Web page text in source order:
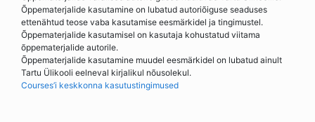
Õppematerjalide kasutamine on lubatud autoriõiguse seaduses
ettenähtud teose vaba kasutamise eesmärkidel ja tingimustel.
Õppematerjalide kasutamisel on kasutaja kohustatud viitama
õppematerjalide autorile.
Õppematerjalide kasutamine muudel eesmärkidel on lubatud ainult
Tartu Ülikooli eelneval kirjalikul nõusolekul.
Courses’i keskkonna kasutustingimused